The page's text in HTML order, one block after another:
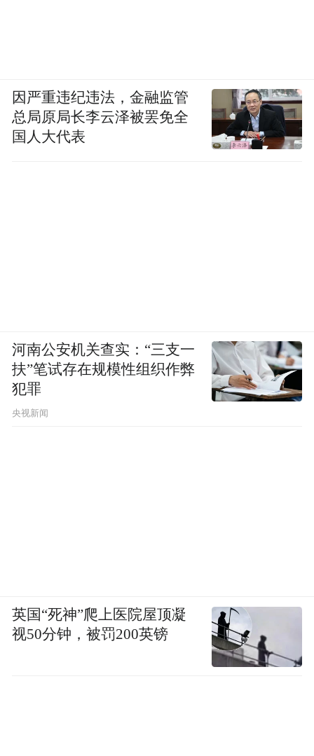
因严重违纪违法，金融监管
总局原局长李云泽被罢免全
国人大代表
河南公安机关查实：“三支一
扶”笔试存在规模性组织作弊
犯罪
央视新闻
英国“死神”爬上医院屋顶凝
视50分钟，被罚200英镑